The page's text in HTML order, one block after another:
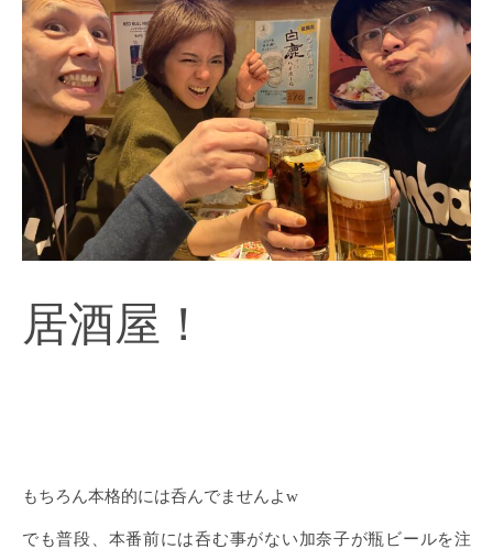
居酒屋！
もちろん本格的には呑んでませんよw
でも普段、本番前には呑む事がない加奈子が瓶ビールを注